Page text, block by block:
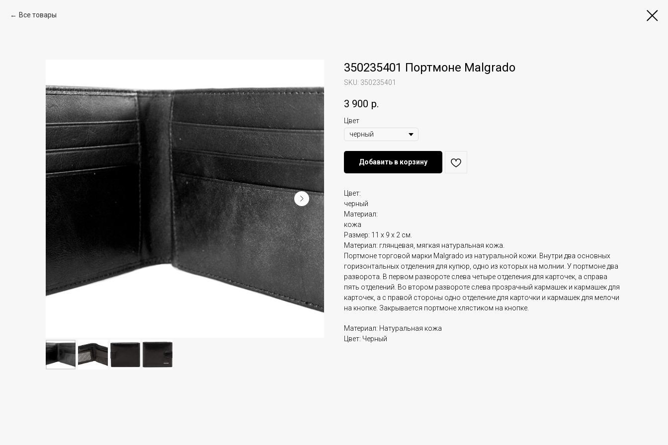
Все товары
350235401 Портмоне Malgrado
SKU: 350235401
3 900 р.
Цвет
Добавить в корзину
Цвет:
черный
Материал:
кожа
Размер: 11 х 9 х 2 см.
Материал: глянцевая, мягкая натуральная кожа.
Портмоне торговой марки Malgrado из натуральной кожи. Внутри два основных
горизонтальных отделения для купюр, одно из которых на молнии. У портмоне два
разворота. В первом развороте слева четыре отделения для карточек, а справа
пять отделений. Во втором развороте слева прозрачный кармашек и кармашек для
карточек, а с правой стороны одно отделение для карточки и кармашек для мелочи
на кнопке. Закрывается портмоне хлястиком на кнопке.
Материал: Натуральная кожа
Цвет: Черный